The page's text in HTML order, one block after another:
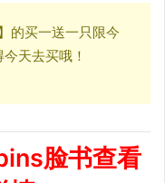
的买一送一只限今
天去买哦！
脸书查看